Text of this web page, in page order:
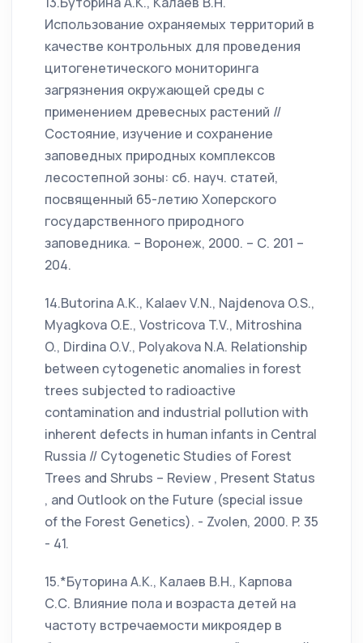
Использование охраняемых территорий в
качестве контрольных для проведения
цитогенетического мониторинга
загрязнения окружающей среды с
применением древесных растений //
Состояние, изучение и сохранение
заповедных природных комплексов
лесостепной зоны: сб. науч. статей,
посвященный 65-летию Хоперского
государственного природного
заповедника. – Воронеж, 2000. – С. 201 –
204.
14.Butorina A.K., Kalaev V.N., Najdenova O.S.,
Myagkova O.E., Vostricova T.V., Mitroshina
O., Dirdina O.V., Polyakova N.A. Relationship
between cytogenetic anomalies in forest
trees subjected to radioactive
contamination and industrial pollution with
inherent defects in human infants in Central
Russia // Cytogenetic Studies of Forest
Trees and Shrubs – Review , Present Status
, and Outlook on the Future (special issue
of the Forest Genetics). - Zvolen, 2000. P. 35
- 41.
15.*Буторина А.К., Калаев В.Н., Карпова
С.С. Влияние пола и возраста детей на
частоту встречаемости микроядер в